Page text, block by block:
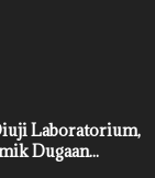
Laboratorium,
Dugaan...